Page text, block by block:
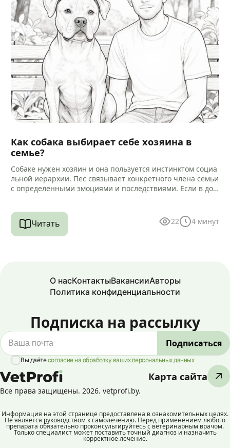
Как собака выбирает себе хозяина в
семье?
Собаке нужен хозяин и она пользуется инстинктом социа
льной иерархии. Пес связывает конкретного члена семьи
с определенными эмоциями и последствиями. Если в дом
Читать 22 4 минут
О насКонтактыВакансииАвторы
Политика конфиденциальности
Карта сайта
Все права защищены. 2026. vetprofi.by.
Подписка на рассылку
Вы даётесогласие на обработку ваших персональных данных
Информация на этой странице предоставлена в ознакомительных целях.
Не является руководством к самолечению. Перед применением любого
препарата обязательно проконсультируйтесь с ветеринарным врачом.
Только специалист может поставить точный диагноз и назначить
корректное лечение.